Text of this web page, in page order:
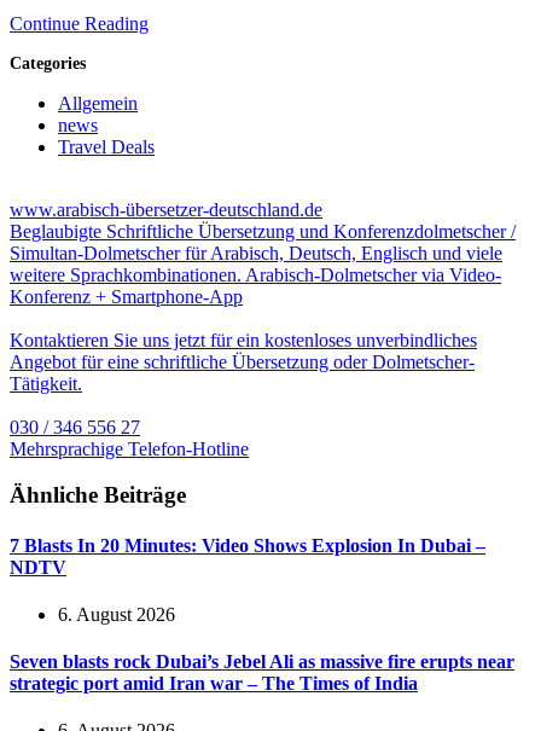
Continue Reading
Categories
Allgemein
news
Travel Deals
www.arabisch-übersetzer-deutschland.de
Beglaubigte Schriftliche Übersetzung und Konferenzdolmetscher /
Simultan-Dolmetscher für Arabisch, Deutsch, Englisch und viele
weitere Sprachkombinationen. Arabisch-Dolmetscher via Video-
Konferenz + Smartphone-App
Kontaktieren Sie uns jetzt für ein kostenloses unverbindliches
Angebot für eine schriftliche Übersetzung oder Dolmetscher-
Tätigkeit.
030 / 346 556 27
Mehrsprachige Telefon-Hotline
Ähnliche Beiträge
7 Blasts In 20 Minutes: Video Shows Explosion In Dubai –
NDTV
6. August 2026
Seven blasts rock Dubai’s Jebel Ali as massive fire erupts near
strategic port amid Iran war – The Times of India